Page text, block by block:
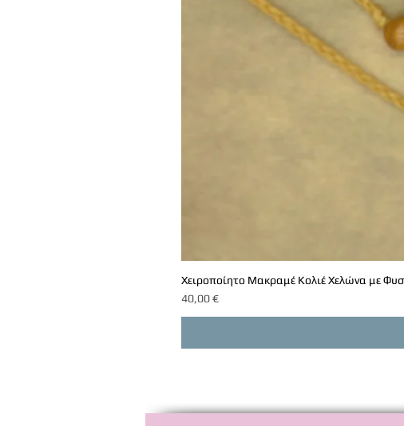
Χειροποίητο Μακραμέ Κολιέ Χελώνα με
Τιμή
40,00 €